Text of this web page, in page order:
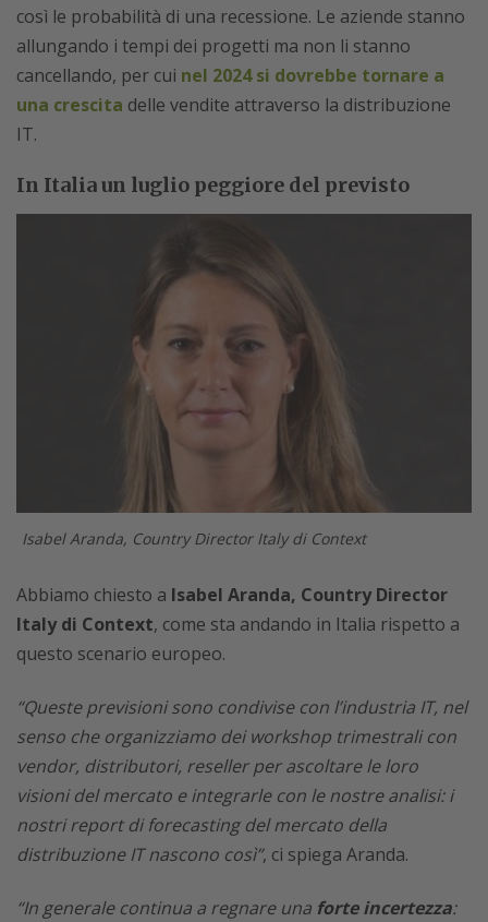
così le probabilità di una recessione. Le aziende stanno
allungando i tempi dei progetti ma non li stanno
cancellando, per cui nel 2024 si dovrebbe tornare a
una crescita delle vendite attraverso la distribuzione
IT.
In Italia un luglio peggiore del previsto
Isabel Aranda, Country Director Italy di Context
Abbiamo chiesto a Isabel Aranda, Country Director
Italy di Context, come sta andando in Italia rispetto a
questo scenario europeo.
“Queste previsioni sono condivise con l’industria IT, nel
senso che organizziamo dei workshop trimestrali con
vendor, distributori, reseller per ascoltare le loro
visioni del mercato e integrarle con le nostre analisi: i
nostri report di forecasting del mercato della
distribuzione IT nascono così”, ci spiega Aranda.
“In generale continua a regnare una forte incertezza: